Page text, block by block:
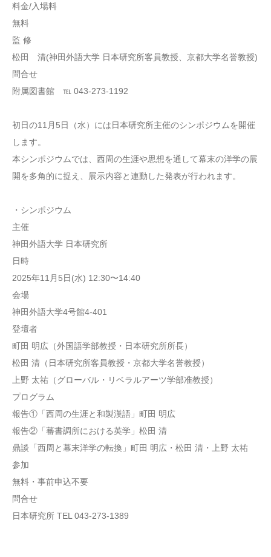
料金/入場料
無料
監 修
松田 清(神田外語大学 日本研究所客員教授、京都大学名誉教授)
問合せ
附属図書館 ℡ 043-273-1192
初日の11月5日（水）には日本研究所主催のシンポジウムを開催
します。
本シンポジウムでは、西周の生涯や思想を通して幕末の洋学の展
開を多角的に捉え、展示内容と連動した発表が行われます。
・シンポジウム
主催
神田外語大学 日本研究所
日時
2025年11月5日(水) 12:30〜14:40
会場
神田外語大学4号館4-401
登壇者
町田 明広（外国語学部教授・日本研究所所長）
松田 清（日本研究所客員教授・京都大学名誉教授）
上野 太祐（グローバル・リベラルアーツ学部准教授）
プログラム
報告①「西周の生涯と和製漢語」町田 明広
報告②「蕃書調所における英学」松田 清
鼎談「西周と幕末洋学の転換」町田 明広・松田 清・上野 太祐
参加
無料・事前申込不要
問合せ
日本研究所 TEL 043-273-1389